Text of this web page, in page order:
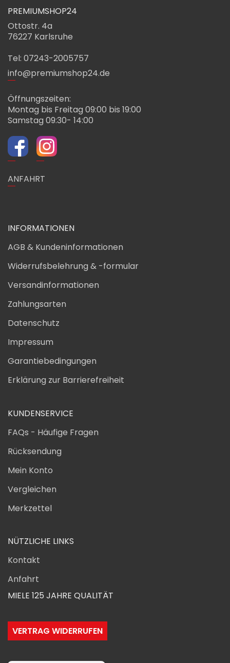
PREMIUMSHOP24
Ottostr. 4a
76227 Karlsruhe
Tel: 07243-2005757
info@premiumshop24.de
Öffnungszeiten:
Montag bis Freitag 09:00 bis 19:00
Samstag 09:30- 14:00
ANFAHRT
INFORMATIONEN
AGB & Kundeninformationen
Widerrufsbelehrung & -formular
Versandinformationen
Zahlungsarten
Datenschutz
Impressum
Garantiebedingungen
Erklärung zur Barrierefreiheit
KUNDENSERVICE
FAQs - Häufige Fragen
Rücksendung
Mein Konto
Vergleichen
Merkzettel
NÜTZLICHE LINKS
Kontakt
Anfahrt
MIELE 125 JAHRE QUALITÄT
VERTRAG WIDERRUFEN